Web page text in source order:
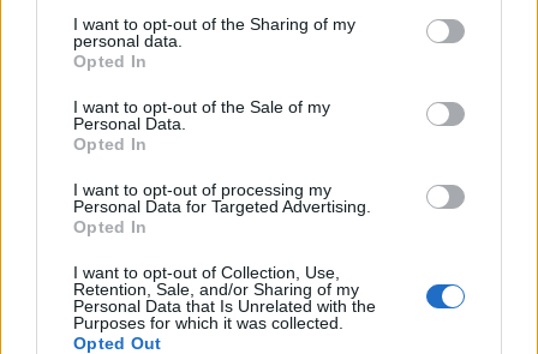
not limited to your visit or usage behaviour. You may click to
grant or deny consent to Google and its third-party tags to
use your data for below specified purposes in below Google
consent section.
I want to opt-out of the Sharing of my
personal data.
Opted In
I want to opt-out of the Sale of my
Personal Data.
Opted In
I want to opt-out of processing my
Personal Data for Targeted Advertising.
Opted In
I want to opt-out of Collection, Use,
Retention, Sale, and/or Sharing of my
Personal Data that Is Unrelated with the
Purposes for which it was collected.
Opted Out
Vladyslav Vanat (Girona, delantero, 4.560.000)
El Girona se reencontró con la victoria en la jornada 12, tras
derrotar al Alavés 1-0 con gol del ucraniano Tsygankov. Su
compatriota Vanat no tuvo tanta suerte en el partido y pasó
prácticamente desapercibido, cómo viene siendo habitual
en las últimas jornadas. De hecho, sumó 1 punto en
Comunio y acumula 8 en sus últimas cuatro apariciones.
El delantero ucraniano interviene poco en el juego de los de